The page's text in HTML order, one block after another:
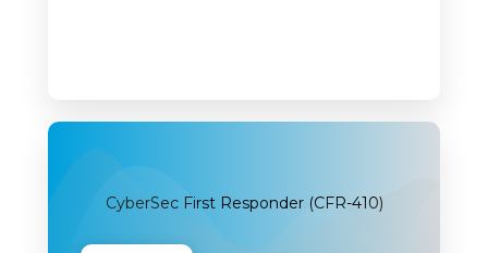
CyberSec First Responder (CFR-410)